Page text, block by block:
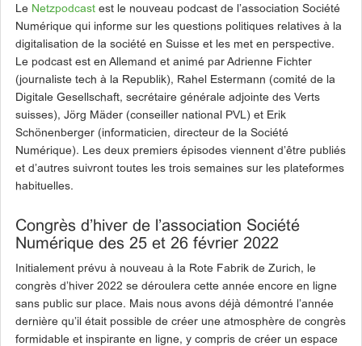
Le Netzpodcast est le nouveau podcast de l’association Société
Numérique qui informe sur les questions politiques relatives à la
digitalisation de la société en Suisse et les met en perspective.
Le podcast est en Allemand et animé par Adrienne Fichter
(journaliste tech à la Republik), Rahel Estermann (comité de la
Digitale Gesellschaft, secrétaire générale adjointe des Verts
suisses), Jörg Mäder (conseiller national PVL) et Erik
Schönenberger (informaticien, directeur de la Société
Numérique). Les deux premiers épisodes viennent d’être publiés
et d’autres suivront toutes les trois semaines sur les plateformes
habituelles.
Congrès d’hiver de l’association Société
Numérique des 25 et 26 février 2022
Initialement prévu à nouveau à la Rote Fabrik de Zurich, le
congrès d’hiver 2022 se déroulera cette année encore en ligne
sans public sur place. Mais nous avons déjà démontré l’année
dernière qu’il était possible de créer une atmosphère de congrès
formidable et inspirante en ligne, y compris de créer un espace